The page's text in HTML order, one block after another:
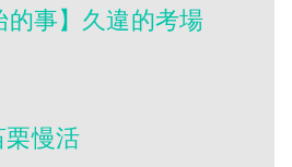
的事】久違的考場
栗慢活